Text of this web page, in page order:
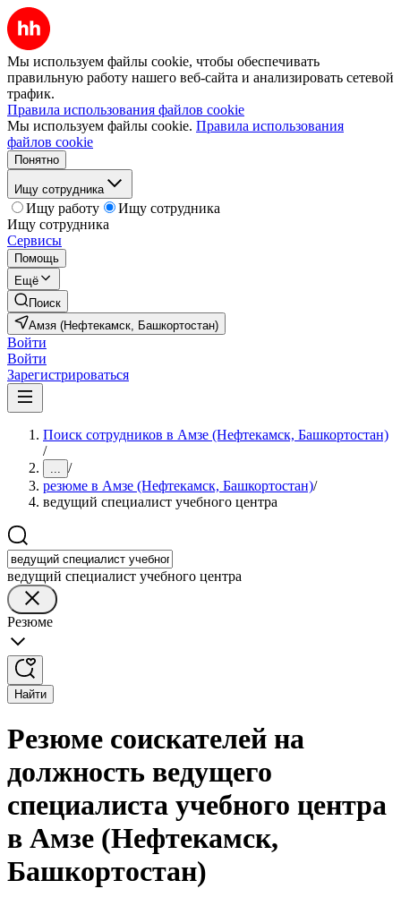
Мы используем файлы cookie, чтобы обеспечивать
правильную работу нашего веб-сайта и анализировать сетевой
трафик.
Правила использования файлов cookie
Мы используем файлы cookie. Правила использования
файлов cookie
Понятно
Ищу сотрудника
Ищу работу
Ищу сотрудника
Ищу сотрудника
Сервисы
Помощь
Ещё
Поиск
Амзя (Нефтекамск, Башкортостан)
Войти
Войти
Зарегистрироваться
Поиск сотрудников в Амзе (Нефтекамск, Башкортостан)
/
... /
резюме в Амзе (Нефтекамск, Башкортостан)/
ведущий специалист учебного центра
ведущий специалист учебного центра
Резюме
Найти
Резюме соискателей на
должность ведущего
специалиста учебного центра
в Амзе (Нефтекамск,
Башкортостан)